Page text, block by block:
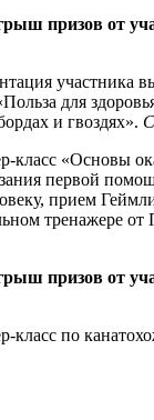
призов от
участника
для
и гвоздях».
класс «Основы
первой
прием
тренажере
призов от
класс по